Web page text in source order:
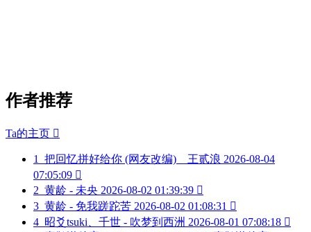
作者推荐
Ta的主页 
1 把回忆拼好给你 (网友改编)__王贰浪 2026-08-04
07:05:09 
2 黄龄 - 未央 2026-08-02 01:39:39 
3 黄龄 - 免我蹉跎苦 2026-08-02 01:08:31 
4 昭爻tsuki、千世 - 吹梦到西洲 2026-08-01 07:08:18 